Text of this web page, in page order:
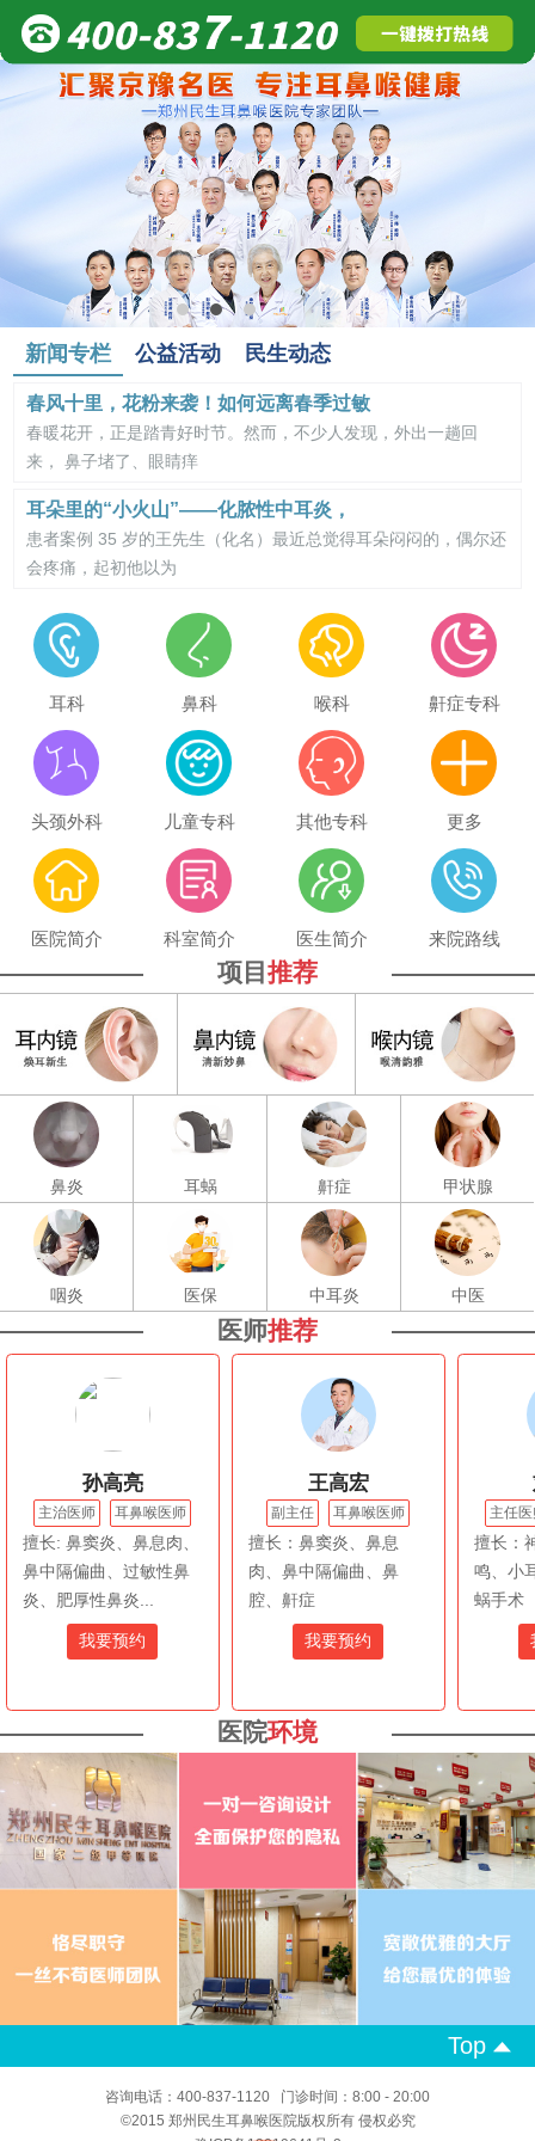
新闻专栏 公益活动 民生动态
春风十里，花粉来袭！如何远离春季过敏
春暖花开，正是踏青好时节。然而，不少人发现，外出一趟回
来， 鼻子堵了、眼睛痒
耳朵里的“小火山”——化脓性中耳炎，
患者案例 35 岁的王先生（化名）最近总觉得耳朵闷闷的，偶尔还
会疼痛，起初他以为
耳科 鼻科 喉科 鼾症专科
头颈外科 儿童专科 其他专科 更多
医院简介 科室简介 医生简介 来院路线
项目 推荐
鼻炎 耳蜗 鼾症 甲状腺
咽炎 医保 中耳炎 中医
医师推荐
孙高亮
主治医师 耳鼻喉医师
擅长: 鼻窦炎、鼻息肉、
鼻中隔偏曲、过敏性鼻
炎、肥厚性鼻炎...
我要预约
王高宏
副主任 耳鼻喉医师
擅长：鼻窦炎、鼻息
肉、鼻中隔偏曲、鼻
腔、鼾症
我要预约
主任
擅长：
鸣、小
蜗手术
医院环境
Top
咨询电话：400-837-1120 门诊时间：8:00 - 20:00
©2015 郑州民生耳鼻喉医院版权所有 侵权必究